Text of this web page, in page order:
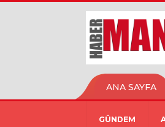
ANA SAYFA
GÜNDEM